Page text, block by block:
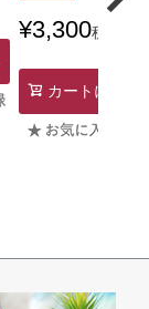
¥3,300税込
カートに入れ